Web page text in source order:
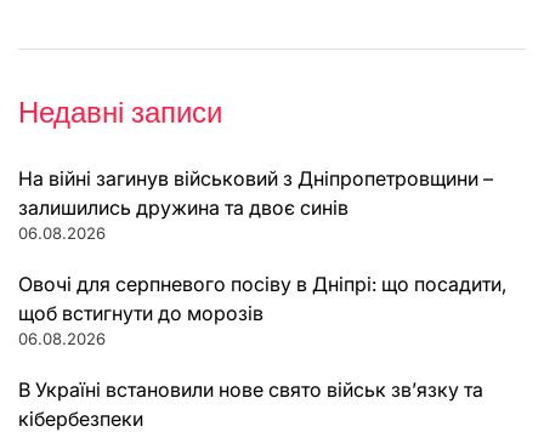
Недавні записи
На війні загинув військовий з Дніпропетровщини –
залишились дружина та двоє синів
06.08.2026
Овочі для серпневого посіву в Дніпрі: що посадити,
щоб встигнути до морозів
06.08.2026
В Україні встановили нове свято військ зв’язку та
кібербезпеки